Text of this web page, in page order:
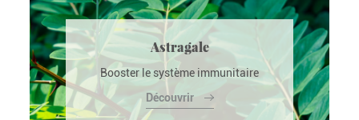
Astragale
Booster le système immunitaire
Découvrir